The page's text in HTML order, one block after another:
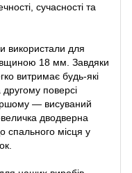
сучасності та
використали для
18 мм. Завдяки
витримає будь-які
поверсі
— висуваний
дводверна
спального місця у